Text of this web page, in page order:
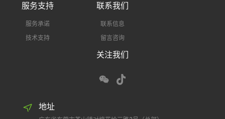
服务支持
服务承诺
技术支持
联系我们
联系信息
留言咨询
关注我们
地址